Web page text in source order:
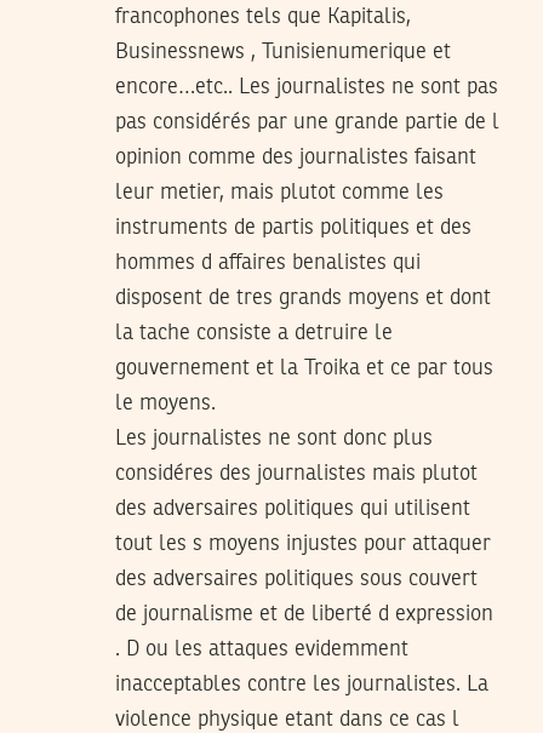
francophones tels que Kapitalis,
Businessnews , Tunisienumerique et
encore…etc.. Les journalistes ne sont pas
pas considérés par une grande partie de l
opinion comme des journalistes faisant
leur metier, mais plutot comme les
instruments de partis politiques et des
hommes d affaires benalistes qui
disposent de tres grands moyens et dont
la tache consiste a detruire le
gouvernement et la Troika et ce par tous
le moyens.
Les journalistes ne sont donc plus
considéres des journalistes mais plutot
des adversaires politiques qui utilisent
tout les s moyens injustes pour attaquer
des adversaires politiques sous couvert
de journalisme et de liberté d expression
. D ou les attaques evidemment
inacceptables contre les journalistes. La
violence physique etant dans ce cas l